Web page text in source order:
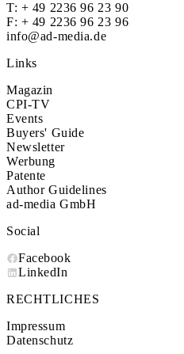
T: + 49 2236 96 23 90
F: + 49 2236 96 23 96
info@ad-media.de
Links
Magazin
CPI-TV
Events
Buyers' Guide
Newsletter
Werbung
Patente
Author Guidelines
ad-media GmbH
Social
Facebook
LinkedIn
RECHTLICHES
Impressum
Datenschutz